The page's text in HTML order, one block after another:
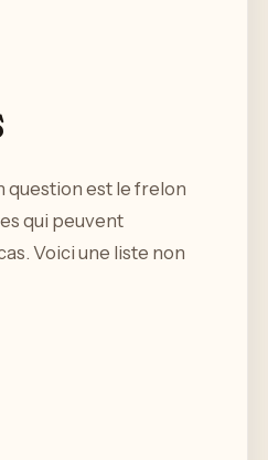
question est le frelon
qui peuvent
Voici une liste non